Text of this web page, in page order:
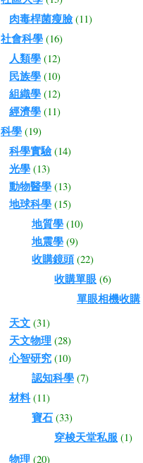
肉毒桿菌瘦臉 (11)
社會科學 (16)
人類學 (12)
民族學 (10)
組織學 (12)
經濟學 (11)
科學 (19)
科學實驗 (14)
光學 (13)
動物醫學 (13)
地球科學 (15)
地質學 (10)
地震學 (9)
收購鏡頭 (22)
收購單眼 (6)
單眼相機收購
天文 (31)
天文物理 (28)
心智研究 (10)
認知科學 (7)
材料 (11)
寶石 (33)
穿梭天堂私服 (1)
物理 (20)